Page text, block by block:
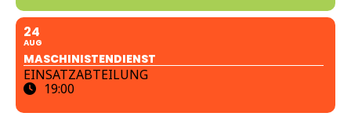
24
AUG
MASCHINISTENDIENST
EINSATZABTEILUNG
19:00